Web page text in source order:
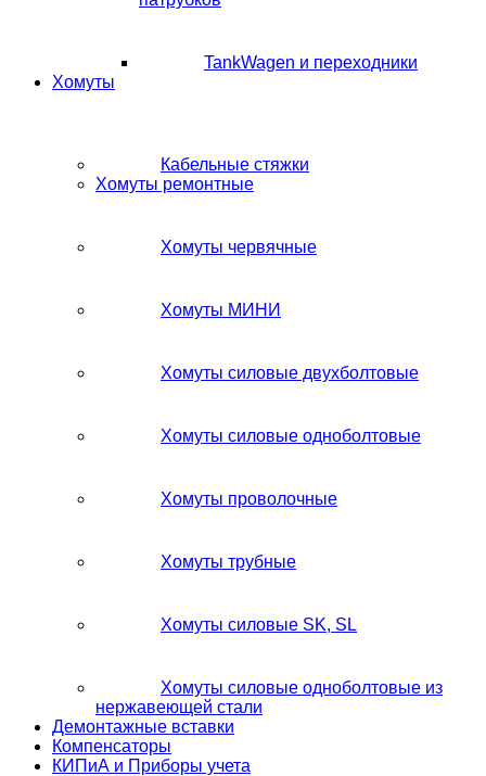
TankWagen и переходники
Хомуты
Кабельные стяжки
Хомуты ремонтные
Хомуты червячные
Хомуты МИНИ
Хомуты силовые двухболтовые
Хомуты силовые одноболтовые
Хомуты проволочные
Хомуты трубные
Хомуты силовые SK, SL
Хомуты силовые одноболтовые из
нержавеющей стали
Демонтажные вставки
Компенсаторы
КИПиА и Приборы учета